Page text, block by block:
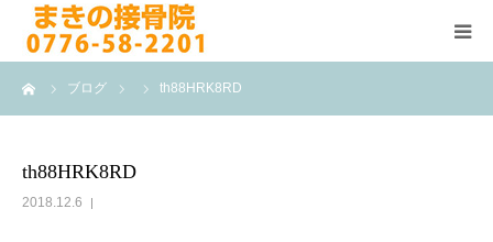
ブログ th88HRK8RD
th88HRK8RD
2018.12.6
HOME